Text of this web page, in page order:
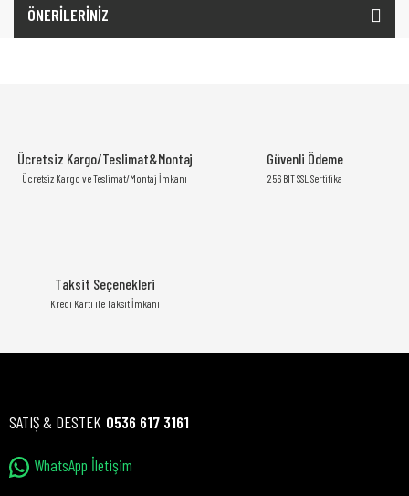
ÖNERİLERİNİZ
Ücretsiz Kargo/Teslimat&Montaj
Ücretsiz Kargo ve Teslimat/Montaj İmkanı
Güvenli Ödeme
256 BIT SSL Sertifika
Taksit Seçenekleri
Kredi Kartı ile Taksit İmkanı
SATIŞ & DESTEK 0536 617 3161
WhatsApp İletişim